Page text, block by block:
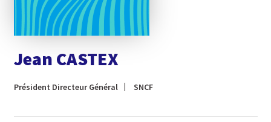
Jean CASTEX
Président Directeur Général SNCF